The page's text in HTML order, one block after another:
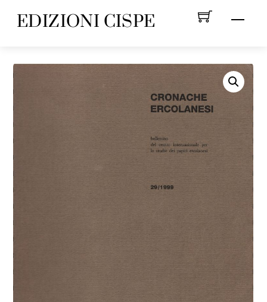
Menu
EDIZIONI CISPE